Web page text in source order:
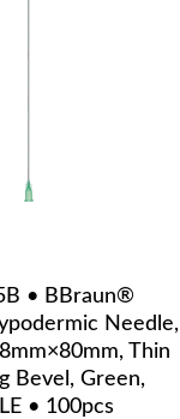
• BBraun®
Needle,
Thin
Bevel, Green,
• 100pcs